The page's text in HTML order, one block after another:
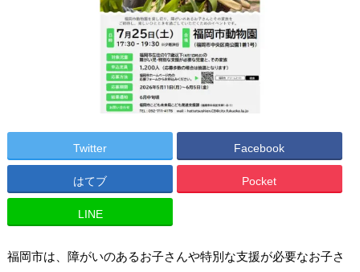
Twitter Facebook
はてブ Pocket
LINE
福岡市は、障がいのあるお子さんや特別な支援が必要なお子さ